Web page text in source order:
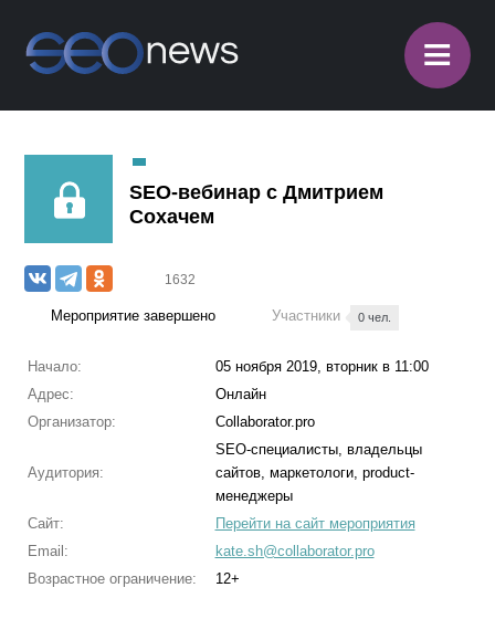
≡
SEO-вебинар с Дмитрием
Сохачем
1632
Мероприятие завершено Участники 0 чел.
Начало:
05 ноября 2019, вторник в 11:00
Адрес:
Онлайн
Организатор:
Collaborator.pro
Аудитория:
SEO-специалисты, владельцы
сайтов, маркетологи, product-
менеджеры
Сайт:
Перейти на сайт мероприятия
Email:
kate.sh@collaborator.pro
Возрастное ограничение:
12+